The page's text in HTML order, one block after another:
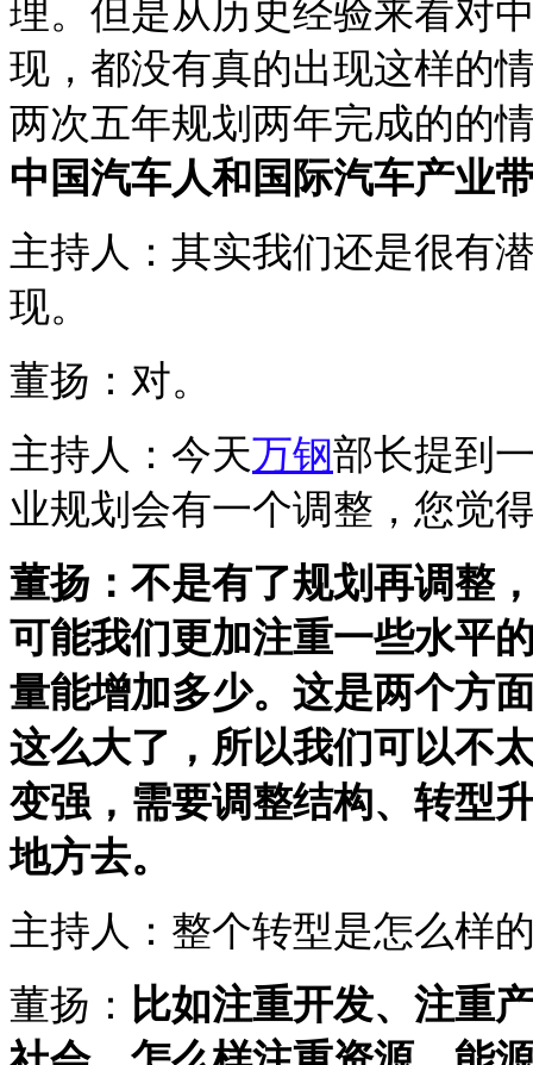
理。但是从历史经验来看对
现，都没有真的出现这样的
两次五年规划两年完成的的
中国汽车人和国际汽车产业
主持人：其实我们还是很有
现。
董扬：对。
主持人：今天万钢部长提到
业规划会有一个调整，您觉
董扬：不是有了规划再调整
可能我们更加注重一些水平
量能增加多少。这是两个方
这么大了，所以我们可以不
变强，需要调整结构、转型
地方去。
主持人：整个转型是怎么样
董扬： 比如注重开发、注重